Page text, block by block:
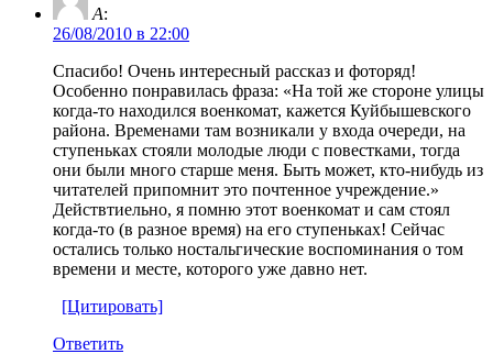
А:
26/08/2010 в 22:00
Спасибо! Очень интересный рассказ и фоторяд!
Особенно понравилась фраза: «На той же стороне улицы
когда-то находился военкомат, кажется Куйбышевского
района. Временами там возникали у входа очереди, на
ступеньках стояли молодые люди с повестками, тогда
они были много старше меня. Быть может, кто-нибудь из
читателей припомнит это почтенное учреждение.»
Действтиельно, я помню этот военкомат и сам стоял
когда-то (в разное время) на его ступеньках! Сейчас
остались только ностальгические воспоминания о том
времени и месте, которого уже давно нет.
[Цитировать]
Ответить